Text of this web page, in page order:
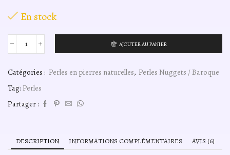
En stock
quantité
de
quartz
fumé
A
nuggets
fil
40cm
AJOUTER AU PANIER
Catégories : Perles en pierres naturelles, Perles Nuggets / Baroque
Tag: Perles
Partager :
DESCRIPTION INFORMATIONS COMPLÉMENTAIRES AVIS (6)